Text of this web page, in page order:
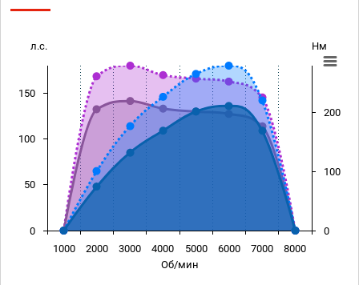
Об/мин
л.с. Нм
1000 2000 3000 4000 5000 6000 7000 8000
0
50
100
150
0
100
200